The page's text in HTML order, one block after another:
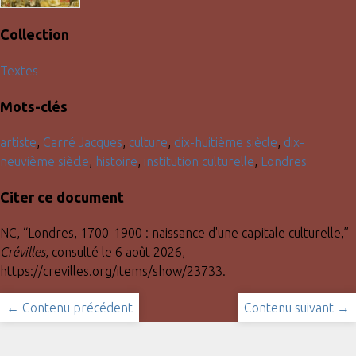
Collection
Textes
Mots-clés
artiste, Carré Jacques, culture, dix-huitième siècle, dix-
neuvième siècle, histoire, institution culturelle, Londres
Citer ce document
NC, “Londres, 1700-1900 : naissance d'une capitale culturelle,”
Crévilles, consulté le 6 août 2026,
https://crevilles.org/items/show/23733.
← Contenu précédent Contenu suivant →